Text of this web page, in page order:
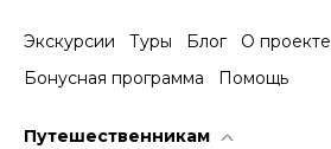
Экскурсии Туры Блог
О проекте
Бонусная программа
Помощь
Путешественникам